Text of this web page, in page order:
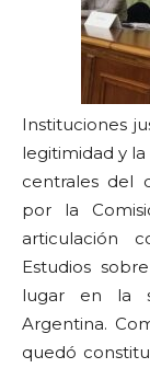
Instituciones
legitimidad y
centrales del
por la
articulación
Estudios
lugar en la
Argentina.
quedó